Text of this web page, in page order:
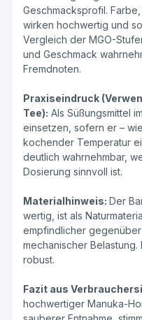
Geschmacksprofil.
wirken hochwertig und
Vergleich der MGO-
und Geschmack
Fremdnoten.
Praxiseindruck
Tee): Als Süßungsmittel
einsetzen, sofern er –
kochender Temperatur
deutlich wahrnehmbar,
Dosierung sinnvoll ist.
Materialhinweis: Der
wertig, ist als
empfindlicher
mechanischer Belastung.
robust.
Fazit aus
hochwertiger Manuka-